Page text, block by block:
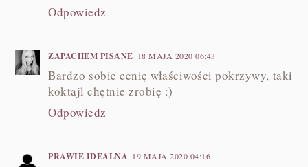
Odpowiedz
ZAPACHEM PISANE 18 MAJA 2020 06:43
Bardzo sobie cenię właściwości pokrzywy, taki
koktajl chętnie zrobię :)
Odpowiedz
PRAWIE IDEALNA 19 MAJA 2020 04:16